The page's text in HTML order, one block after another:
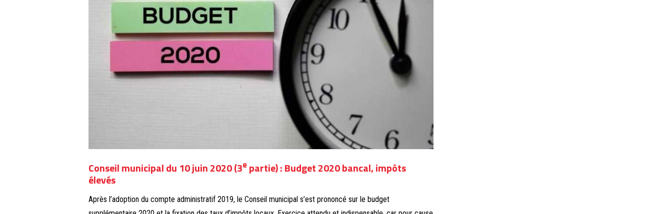
Conseil municipal du 10 juin 2020 (3e partie) : Budget 2020 bancal, impôts
élevés
Après l’adoption du compte administratif 2019, le Conseil municipal s’est prononcé sur le budget